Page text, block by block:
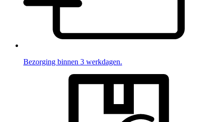
Bezorging binnen 3 werkdagen.